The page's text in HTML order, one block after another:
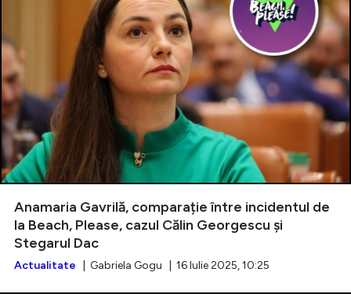
Intră în cont
Anamaria Gavrilă, comparație între incidentul de
la Beach, Please, cazul Călin Georgescu și
Stegarul Dac
Actualitate | Gabriela Gogu | 16 Iulie 2025, 10:25